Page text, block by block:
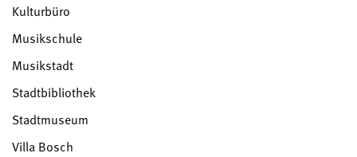
Kulturbüro
Musikschule
Musikstadt
Stadtbibliothek
Stadtmuseum
Villa Bosch